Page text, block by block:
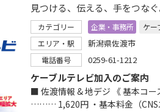
見つける、伝える、手をつなぐ
カテゴリー 企業・事務所
ケー
エリア・駅
新潟県佐渡市
電話番号 0259-61-1212
ケーブルテレビ加入のご案内
■ 佐渡情報 & 地デジ 《 基本コー
……… 1,620円 ・基本料金（